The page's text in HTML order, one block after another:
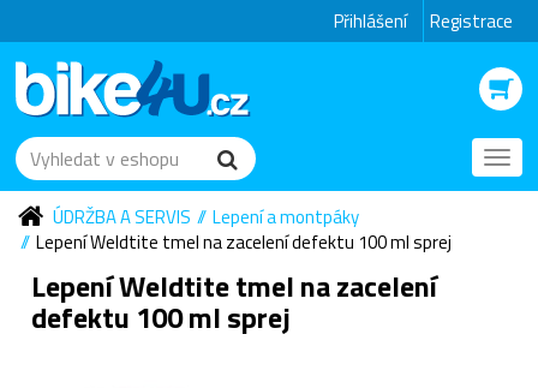
Přihlášení Registrace
ÚDRŽBA A SERVIS
Lepení a montpáky
Lepení Weldtite tmel na zacelení defektu 100 ml sprej
Lepení Weldtite tmel na zacelení
defektu 100 ml sprej